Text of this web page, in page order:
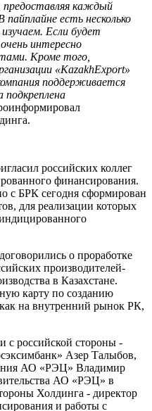
предоставляя каждый
есть несколько
Если будет
интересно
Кроме того,
«KazakhExport»
поддерживается
подкреплена
российских коллег
финансирования.
с БРК сегодня сформирован
для реализации которых
о проработке
производителей-
в Казахстане.
карту по созданию
на внутренний рынок РК,
с российской стороны -
Азер Талыбов,
АО «РЭЦ» Владимир
АО «РЭЦ» в
Холдинга - директор
и работы с